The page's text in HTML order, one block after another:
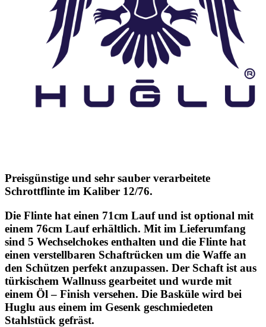
Preisgünstige und sehr sauber verarbeitete
Schrottflinte im Kaliber 12/76.
Die Flinte hat einen 71cm Lauf und ist optional mit
einem 76cm Lauf erhältlich. Mit im Lieferumfang
sind 5 Wechselchokes enthalten und die Flinte hat
einen verstellbaren Schaftrücken um die Waffe an
den Schützen perfekt anzupassen. Der Schaft ist aus
türkischem Wallnuss gearbeitet und wurde mit
einem Öl – Finish versehen. Die Basküle wird bei
Huglu aus einem im Gesenk geschmiedeten
Stahlstück gefräst.